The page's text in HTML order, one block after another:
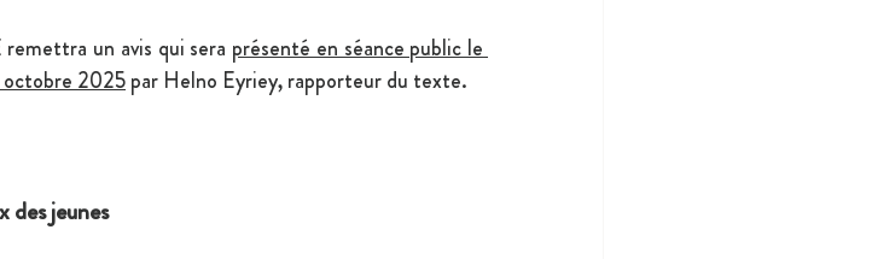
remettra un avis qui sera présenté en séance public le
octobre 2025 par Helno Eyriey, rapporteur du texte.
des jeunes